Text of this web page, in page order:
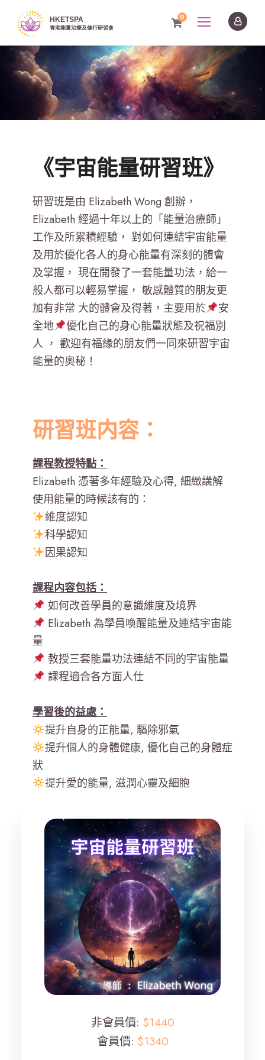
0
《宇宙能量研習班》
研習班是由 Elizabeth Wong 創辦，
Elizabeth 經過十年以上的「能量治療師」
工作及所累積經驗， 對如何連結宇宙能量
及用於優化各人的身心能量有深刻的體會
及掌握， 現在開發了一套能量功法，給一
般人都可以輕易掌握， 敏感體質的朋友更
加有非常 大的體會及得著，主要用於
安
全地
優化自己的身心能量狀態及祝福別
人 ， 歡迎有福緣的朋友們一同來研習宇宙
能量的奧秘！
研習班内容：
課程教授特點：
Elizabeth 憑著多年經驗及心得, 細緻講解
使用能量的時候該有的：
維度認知
科學認知
因果認知
課程内容包括：
如何改善學員的意識維度及境界
Elizabeth 為學員喚醒能量及連結宇宙能
量
教授三套能量功法連結不同的宇宙能量
課程適合各方面人仕
學習後的益處：
提升自身的正能量, 驅除邪氣
提升個人的身體健康, 優化自己的身體症
狀
提升愛的能量, 滋潤心靈及細胞
非會員價: $1440
會員價: $1340